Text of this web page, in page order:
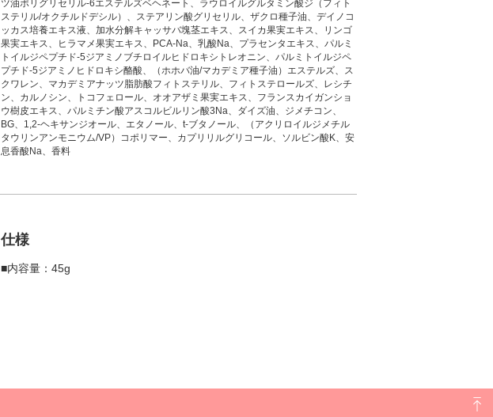
ツ油ポリグリセリル-6エステルズベヘネート、ラウロイルグルタミン酸ジ（フィト
ステリル/オクチルドデシル）、ステアリン酸グリセリル、ザクロ種子油、デイノコ
ッカス培養エキス液、加水分解キャッサバ塊茎エキス、スイカ果実エキス、リンゴ
果実エキス、ヒラマメ果実エキス、PCA-Na、乳酸Na、プラセンタエキス、パルミ
トイルジペプチド-5ジアミノブチロイルヒドロキシトレオニン、パルミトイルジペ
プチド-5ジアミノヒドロキシ酪酸、（ホホバ油/マカデミア種子油）エステルズ、ス
クワレン、マカデミアナッツ脂肪酸フィトステリル、フィトステロールズ、レシチ
ン、カルノシン、トコフェロール、オオアザミ果実エキス、フランスカイガンショ
ウ樹皮エキス、パルミチン酸アスコルビルリン酸3Na、ダイズ油、ジメチコン、
BG、1,2-ヘキサンジオール、エタノール、t-ブタノール、（アクリロイルジメチル
タウリンアンモニウム/VP）コポリマー、カプリリルグリコール、ソルビン酸K、安
息香酸Na、香料
仕様
■内容量：45g